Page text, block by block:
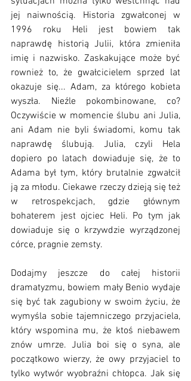
jej naiwnością. Historia zgwałconej w
1996 roku Heli jest bowiem tak
naprawdę historią Julii, która zmieniła
imię i nazwisko. Zaskakujące może być
rownież to, że gwałcicielem sprzed lat
okazuje się... Adam, za którego kobieta
wyszła. Nieźle pokombinowane, co?
Oczywiście w momencie ślubu ani Julia,
ani Adam nie byli świadomi, komu tak
naprawdę ślubują. Julia, czyli Hela
dopiero po latach dowiaduje się, że to
Adama był tym, który brutalnie zgwałcił
ją za młodu. Ciekawe rzeczy dzieją się też
w retrospekcjach, gdzie głównym
bohaterem jest ojciec Heli. Po tym jak
dowiaduje się o krzywdzie wyrządzonej
córce, pragnie zemsty.
Dodajmy jeszcze do całej historii
dramatyzmu, bowiem mały Benio wydaje
się być tak zagubiony w swoim życiu, że
wymyśla sobie tajemniczego przyjaciela,
który wspomina mu, że ktoś niebawem
znów umrze. Julia boi się o syna, ale
początkowo wierzy, że owy przyjaciel to
tylko wytwór wyobraźni chłopca. Jak się